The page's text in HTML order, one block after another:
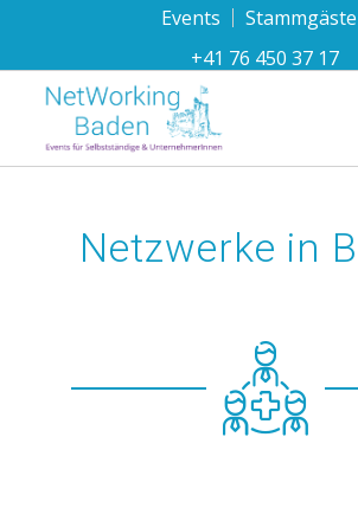
Events
Stammgäste
+41 76 450 37 17
Netzwerke in